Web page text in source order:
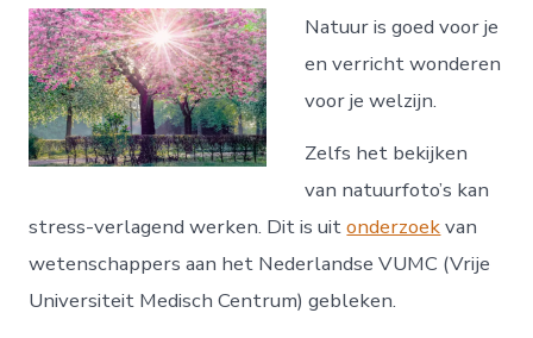
Natuur is goed voor je
en verricht wonderen
voor je welzijn.
Zelfs het bekijken
van natuurfoto’s kan
stress-verlagend werken. Dit is uitonderzoekvan
wetenschappers aan het Nederlandse VUMC (Vrije
Universiteit Medisch Centrum) gebleken.